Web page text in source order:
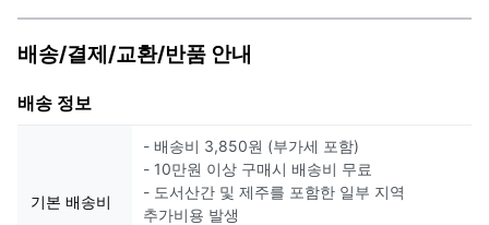
배송/결제/교환/반품 안내
배송 정보
기본 배송비
- 배송비 3,850원 (부가세 포함)
- 10만원 이상 구매시 배송비 무료
- 도서산간 및 제주를 포함한 일부 지역
추가비용 발생